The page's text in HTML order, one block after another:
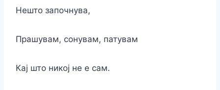
Нешто започнува,
Прашувам, сонувам, патувам
Кај што никој не е сам.